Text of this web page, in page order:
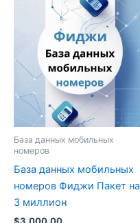
База данных мобильных
номеров
База данных мобильных
номеров Фиджи Пакет на
3 миллион